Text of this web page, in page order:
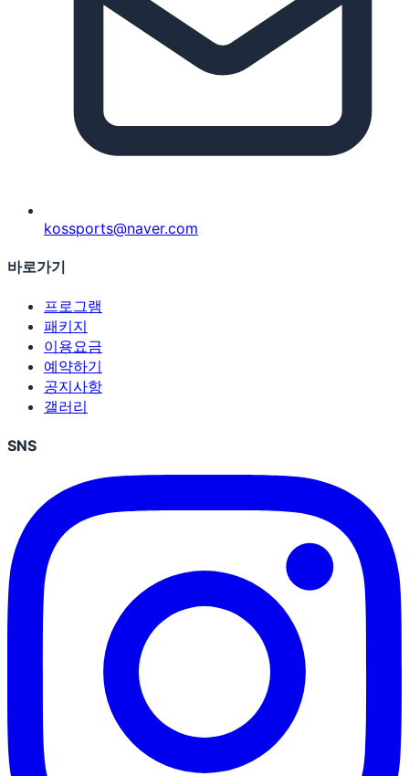
kossports@naver.com
바로가기
프로그램
패키지
이용요금
예약하기
공지사항
갤러리
SNS